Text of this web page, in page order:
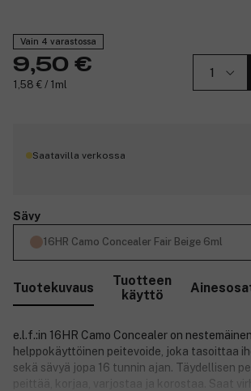
Vain 4 varastossa
9,50 €
1,58 € / 1ml
Saatavilla verkossa
Sävy
16HR Camo Concealer Fair Beige 6ml
Tuotekuvaus
Tuotteen
käyttö
e.l.f.:in 16HR Camo Concealer on
helppokäyttöinen peitevoide, joka tasoittaa
sekä sävyä jopa 16 tunnin ajan. Täydellisen
peittää, korjaa, varjostaa ja korostaa. Saat